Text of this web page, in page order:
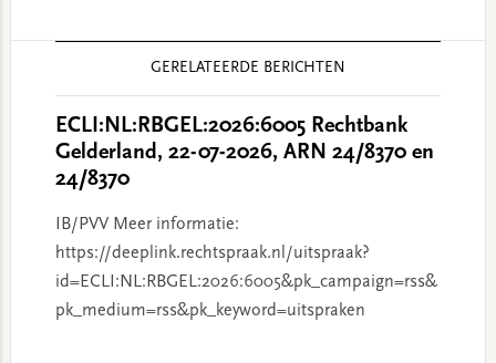
GERELATEERDE BERICHTEN
ECLI:NL:RBGEL:2026:6005 Rechtbank
Gelderland, 22-07-2026, ARN 24/8370 en
24/8370
IB/PVV Meer informatie:
https://deeplink.rechtspraak.nl/uitspraak?
id=ECLI:NL:RBGEL:2026:6005&pk_campaign=rss&
pk_medium=rss&pk_keyword=uitspraken